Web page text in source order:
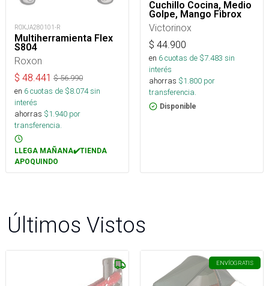
ROXJA280101-R
Multiherramienta Flex
S804
Roxon
$ 48.441 $56.990
en 6cuotas de $8.074sin
interés
ahorras $1.940 por
transferencia.
LLEGA MAÑANA✔️TIENDA
APOQUINDO
Cuchillo Cocina, Medio
Golpe, Mango Fibrox
Victorinox
$ 44.900
en 6cuotas de $7.483 sin
interés
ahorras $1.800 por
transferencia.
Disponible
Últimos Vistos
ENVÍOGRATIS